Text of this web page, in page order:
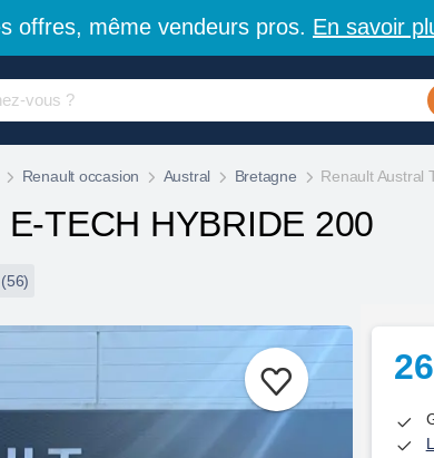
offres, même vendeurs pros. En savoir
Renault occasion Austral Bretagne Renault Austral
TECH HYBRIDE 200